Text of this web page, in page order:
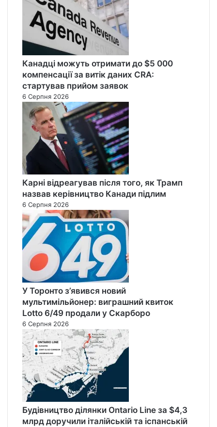
Канадці можуть отримати до $5 000
компенсації за витік даних CRA:
стартував прийом заявок
6 Серпня 2026
Карні відреагував після того, як Трамп
назвав керівництво Канади підлим
6 Серпня 2026
У Торонто з’явився новий
мультимільйонер: виграшний квиток
Lotto 6/49 продали у Скарборо
6 Серпня 2026
Будівництво ділянки Ontario Line за $4,3
млрд доручили італійській та іспанській